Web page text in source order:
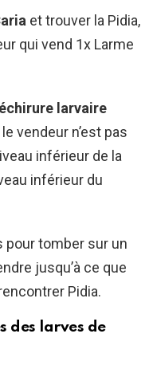
et trouver la Pidia,
qui vend 1x Larme
larvaire
vendeur n’est pas
inférieur de la
inférieur du
tomber sur un
jusqu’à ce que
Pidia.
des larves de